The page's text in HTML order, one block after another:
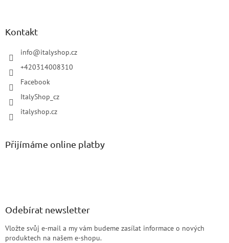
Kontakt
info@italyshop.cz
+420314008310
Facebook
ItalyShop_cz
italyshop.cz
Přijímáme online platby
Odebírat newsletter
Vložte svůj e-mail a my vám budeme zasílat informace o nových
produktech na našem e-shopu.